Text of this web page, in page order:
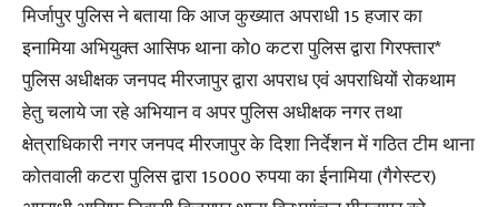
मिर्जापुर पुलिस ने बताया कि आज कुख्यात अपराधी 15 हजार का
इनामिया अभियुक्त आसिफ थाना को0 कटरा पुलिस द्वारा गिरफ्तार*
पुलिस अधीक्षक जनपद मीरजापुर द्वारा अपराध एवं अपराधियों रोकथाम
हेतु चलाये जा रहे अभियान व अपर पुलिस अधीक्षक नगर तथा
क्षेत्राधिकारी नगर जनपद मीरजापुर के दिशा निर्देशन में गठित टीम थाना
कोतवाली कटरा पुलिस द्वारा 15000 रुपया का ईनामिया (गैगेस्टर)